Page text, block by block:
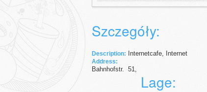
Szczegóły:
Description: Internetcafe, Internet
Address:
Bahnhofstr. 51,
Lage: